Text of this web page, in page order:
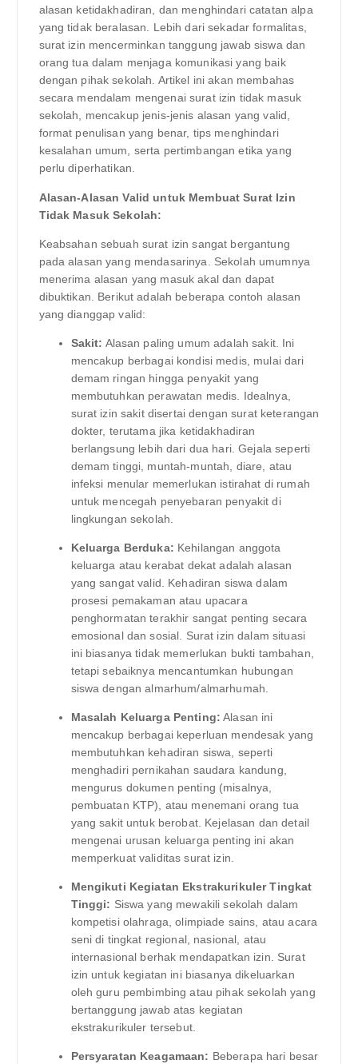
alasan ketidakhadiran, dan menghindari catatan alpa
yang tidak beralasan. Lebih dari sekadar formalitas,
surat izin mencerminkan tanggung jawab siswa dan
orang tua dalam menjaga komunikasi yang baik
dengan pihak sekolah. Artikel ini akan membahas
secara mendalam mengenai surat izin tidak masuk
sekolah, mencakup jenis-jenis alasan yang valid,
format penulisan yang benar, tips menghindari
kesalahan umum, serta pertimbangan etika yang
perlu diperhatikan.
Alasan-Alasan Valid untuk Membuat Surat Izin
Tidak Masuk Sekolah:
Keabsahan sebuah surat izin sangat bergantung
pada alasan yang mendasarinya. Sekolah umumnya
menerima alasan yang masuk akal dan dapat
dibuktikan. Berikut adalah beberapa contoh alasan
yang dianggap valid:
Sakit: Alasan paling umum adalah sakit. Ini
mencakup berbagai kondisi medis, mulai dari
demam ringan hingga penyakit yang
membutuhkan perawatan medis. Idealnya,
surat izin sakit disertai dengan surat keterangan
dokter, terutama jika ketidakhadiran
berlangsung lebih dari dua hari. Gejala seperti
demam tinggi, muntah-muntah, diare, atau
infeksi menular memerlukan istirahat di rumah
untuk mencegah penyebaran penyakit di
lingkungan sekolah.
Keluarga Berduka: Kehilangan anggota
keluarga atau kerabat dekat adalah alasan
yang sangat valid. Kehadiran siswa dalam
prosesi pemakaman atau upacara
penghormatan terakhir sangat penting secara
emosional dan sosial. Surat izin dalam situasi
ini biasanya tidak memerlukan bukti tambahan,
tetapi sebaiknya mencantumkan hubungan
siswa dengan almarhum/almarhumah.
Masalah Keluarga Penting: Alasan ini
mencakup berbagai keperluan mendesak yang
membutuhkan kehadiran siswa, seperti
menghadiri pernikahan saudara kandung,
mengurus dokumen penting (misalnya,
pembuatan KTP), atau menemani orang tua
yang sakit untuk berobat. Kejelasan dan detail
mengenai urusan keluarga penting ini akan
memperkuat validitas surat izin.
Mengikuti Kegiatan Ekstrakurikuler Tingkat
Tinggi: Siswa yang mewakili sekolah dalam
kompetisi olahraga, olimpiade sains, atau acara
seni di tingkat regional, nasional, atau
internasional berhak mendapatkan izin. Surat
izin untuk kegiatan ini biasanya dikeluarkan
oleh guru pembimbing atau pihak sekolah yang
bertanggung jawab atas kegiatan
ekstrakurikuler tersebut.
Persyaratan Keagamaan: Beberapa hari besar